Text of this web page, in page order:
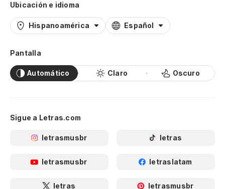
Ubicación e idioma
Hispanoamérica Español
Pantalla
Automático Claro Oscuro
Sigue a Letras.com
letrasmusbr letras
letrasmusbr letraslatam
letras letrasmusbr